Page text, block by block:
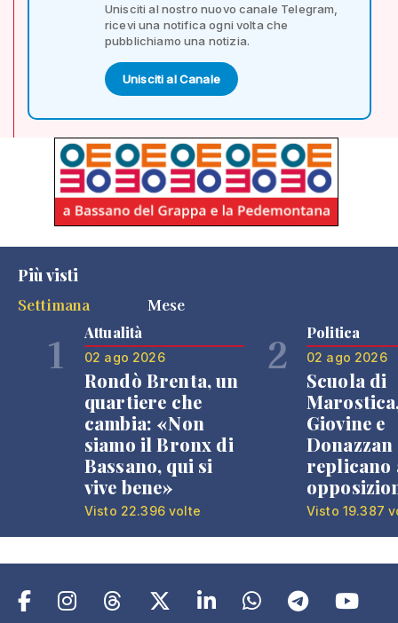
Unisciti al nostro nuovo canale Telegram,
ricevi una notifica ogni volta che
pubblichiamo una notizia.
Unisciti al Canale
Più visti
Settimana
Mese
1 Attualità
02 ago 2026
Rondò Brenta, un
quartiere che
cambia: «Non
siamo il Bronx di
Bassano, qui si
vive bene»
Visto 22.396 volte
2 Politica
02 ago 2026
Scuola di
Giovine e
Donazzan
replicano
Visto 19.387